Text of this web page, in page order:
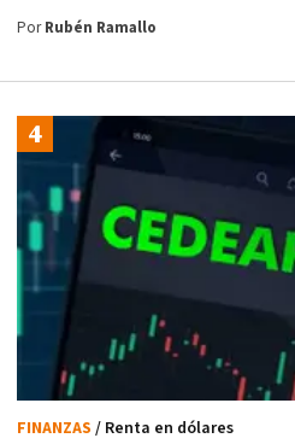
PorRubén Ramallo
FINANZAS / Renta en dólares